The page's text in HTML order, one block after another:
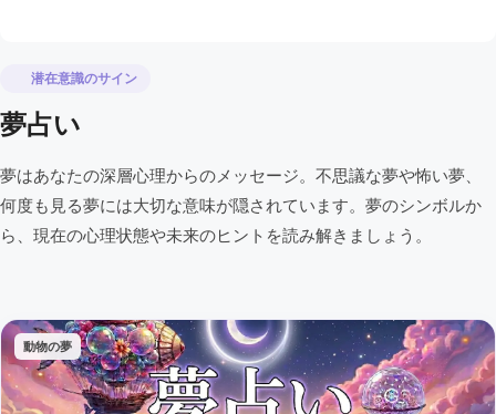
潜在意識のサイン
夢占い
夢はあなたの深層心理からのメッセージ。不思議な夢や怖い夢、
何度も見る夢には大切な意味が隠されています。夢のシンボルか
ら、現在の心理状態や未来のヒントを読み解きましょう。
動物の夢